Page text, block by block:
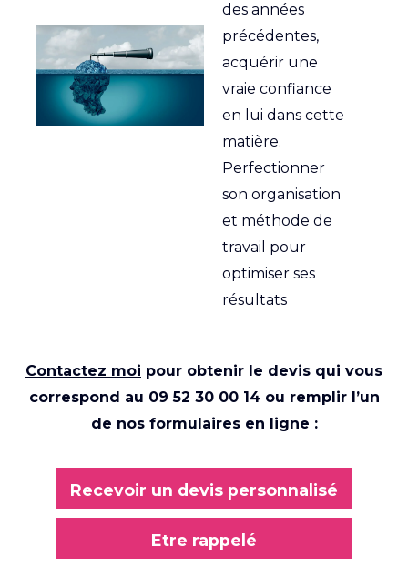
des années
précédentes,
acquérir une
vraie confiance
en lui dans cette
matière.
Perfectionner
son organisation
et méthode de
travail pour
optimiser ses
résultats
Contactez moi pour obtenir le devis qui vous
correspond au 09 52 30 00 14ou remplir l’un
de nos formulaires en ligne :
Recevoir un devis personnalisé
Etre rappelé